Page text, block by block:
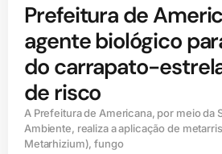
Prefeitura de
agente biológico
do carrapato-
de risco
A Prefeitura de Americana, por meio da
Ambiente, realiza a aplicação de
Metarhizium), fungo